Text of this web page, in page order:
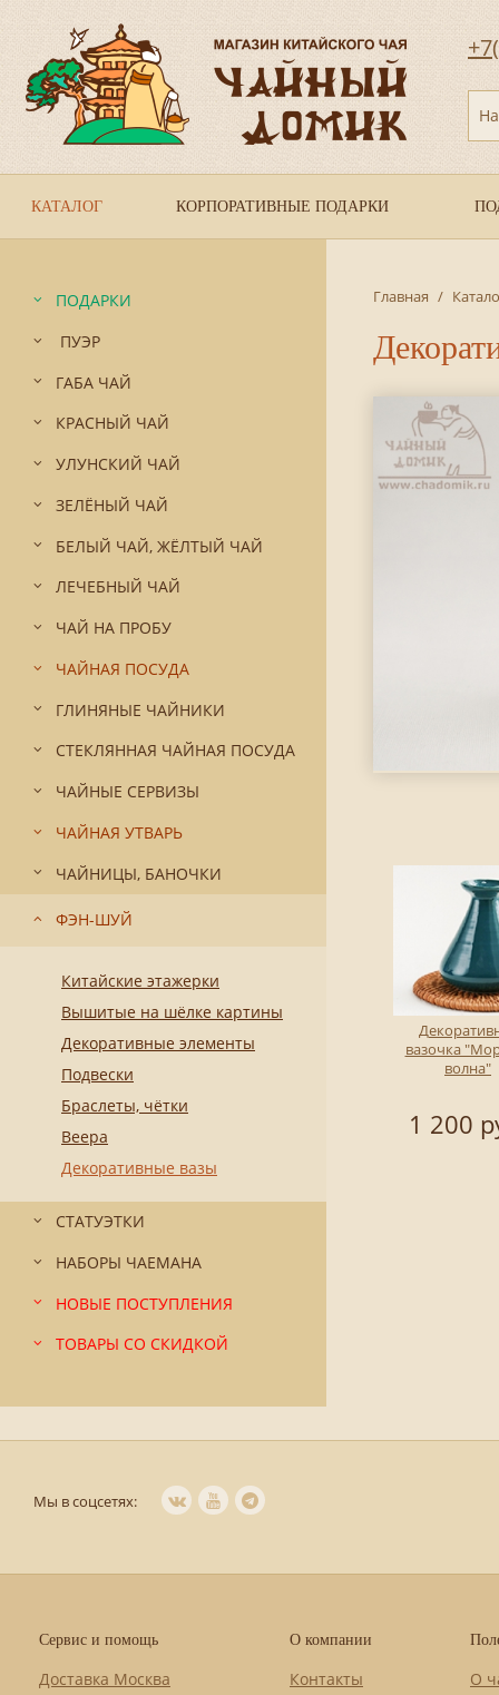
КАТАЛОГ КОРПОРАТИВНЫЕ ПОДАРКИ
ПОДАРКИ
ПУЭР
ГАБА ЧАЙ
КРАСНЫЙ ЧАЙ
УЛУНСКИЙ ЧАЙ
ЗЕЛЁНЫЙ ЧАЙ
БЕЛЫЙ ЧАЙ, ЖЁЛТЫЙ ЧАЙ
ЛЕЧЕБНЫЙ ЧАЙ
ЧАЙ НА ПРОБУ
ЧАЙНАЯ ПОСУДА
ГЛИНЯНЫЕ ЧАЙНИКИ
СТЕКЛЯННАЯ ЧАЙНАЯ ПОСУДА
ЧАЙНЫЕ СЕРВИЗЫ
ЧАЙНАЯ УТВАРЬ
ЧАЙНИЦЫ, БАНОЧКИ
ФЭН-ШУЙ
Китайские этажерки
Вышитые на шёлке картины
Декоративные элементы
Подвески
Браслеты, чётки
Веера
Декоративные вазы
СТАТУЭТКИ
НАБОРЫ ЧАЕМАНА
НОВЫЕ ПОСТУПЛЕНИЯ
ТОВАРЫ СО СКИДКОЙ
Главная /
вазочка
волна"
1 200
Мы в соцсетях:
Сервис и помощь
Доставка Москва
О компании
Контакты
О